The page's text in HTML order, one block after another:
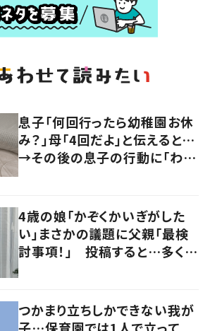
息子「何回行ったら幼稚園お休
み？」母「4回だよ」と伝えると…
→その後の息子の行動に「わか
4歳の娘「かぞくかいぎがした
い」まさかの議題に父親「最検
討事項！」 投稿すると…多くの
つかまり立ちしかできない我が